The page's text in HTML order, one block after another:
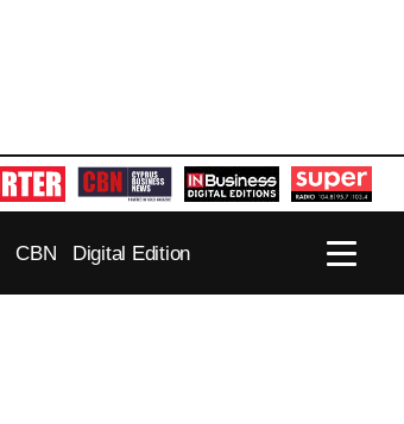
CBN Digital Edition